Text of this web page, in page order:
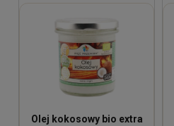
Olej kokosowy bio extra